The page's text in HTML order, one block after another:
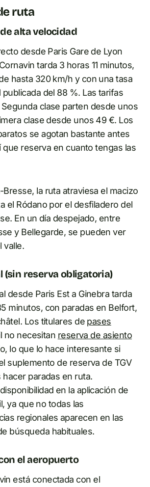
ruta
alta velocidad
desde Paris Gare de Lyon
tarda 3 horas 11 minutos,
hasta 320 km/h y con una tasa
del 88 %. Las tarifas
clase parten desde unos
clase desde unos 49 €. Los
se agotan bastante antes
que reserva en cuanto tengas las
la ruta atraviesa el macizo
el Ródano por el desfiladero del
En un día despejado, entre
y Bellegarde, se pueden ver
valle.
(sin reserva obligatoria)
desde Paris Est a Ginebra tarda
minutos, con paradas en Belfort,
Los titulares de pases
no necesitan reserva de asiento
lo que lo hace interesante si
suplemento de reserva de TGV
hacer paradas en ruta.
en la aplicación de
ya que no todas las
regionales aparecen en las
búsqueda habituales.
el aeropuerto
está conectada con el